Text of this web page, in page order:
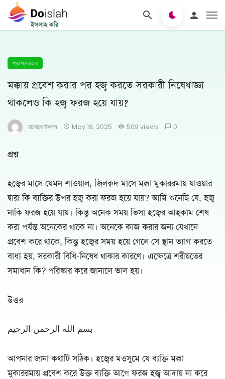
প্রশ্নোত্তর
মক্কায় প্রবেশ করার পর হজ্ব করতে সরকারী নিষেধাজ্ঞা
থাকলেও কি হজ্ব ফরজ হয়ে যায়?
রাশেদুল ইসলাম May 19, 2025 509 views 0
প্রশ্ন
হজ্বের মাসে যেমন শাওয়াল, জিলক্বদ মাসে মক্কা মুকাররমায় যাওয়ার
দ্বারা কি ব্যক্তির উপর হজ্ব করা ফরজ হয়ে যায়? আমি শুনেছি যে, হজ্ব
নাকি ফরজ হয়ে যায়। কিন্তু অনেক সময় ভিসা হজ্বের আহকাম শেষ
করা পর্যন্ত অনেকের থাকে না। অনেকে কাজ করার জন্য যেখানে
প্রবেশ করে থাকে, কিন্তু হজ্বের সময় হয়ে গেলে সে স্থান ত্যাগ করতে
বাধ্য হয়, সরকারী বিধি-নিষেধ থাকার কারণে। এক্ষেত্রে শরীয়তের
সমাধান কি? পরিস্কার করে জানালে ভাল হয়।
উত্তর
بسم الله الرحمن الرحيم
আপনার জানা কথাটি সঠিক। হজ্বের মওসুমে যে ব্যক্তি মক্কা
মুকাররমায় প্রবেশ করে উক্ত ব্যক্তি আগে ফরজ হজ্ব আদায় না করে